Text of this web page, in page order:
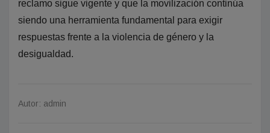
reclamo sigue vigente y que la movilización continúa
siendo una herramienta fundamental para exigir
respuestas frente a la violencia de género y la
desigualdad.
Autor: admin